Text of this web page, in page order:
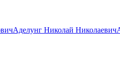
Аделунг Николай Николаевич